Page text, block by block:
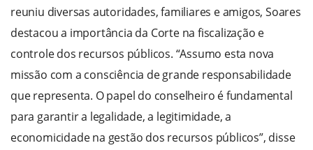
reuniu diversas autoridades, familiares e amigos, Soares
destacou a importância da Corte na fiscalização e
controle dos recursos públicos. “Assumo esta nova
missão com a consciência de grande responsabilidade
que representa. O papel do conselheiro é fundamental
para garantir a legalidade, a legitimidade, a
economicidade na gestão dos recursos públicos”, disse